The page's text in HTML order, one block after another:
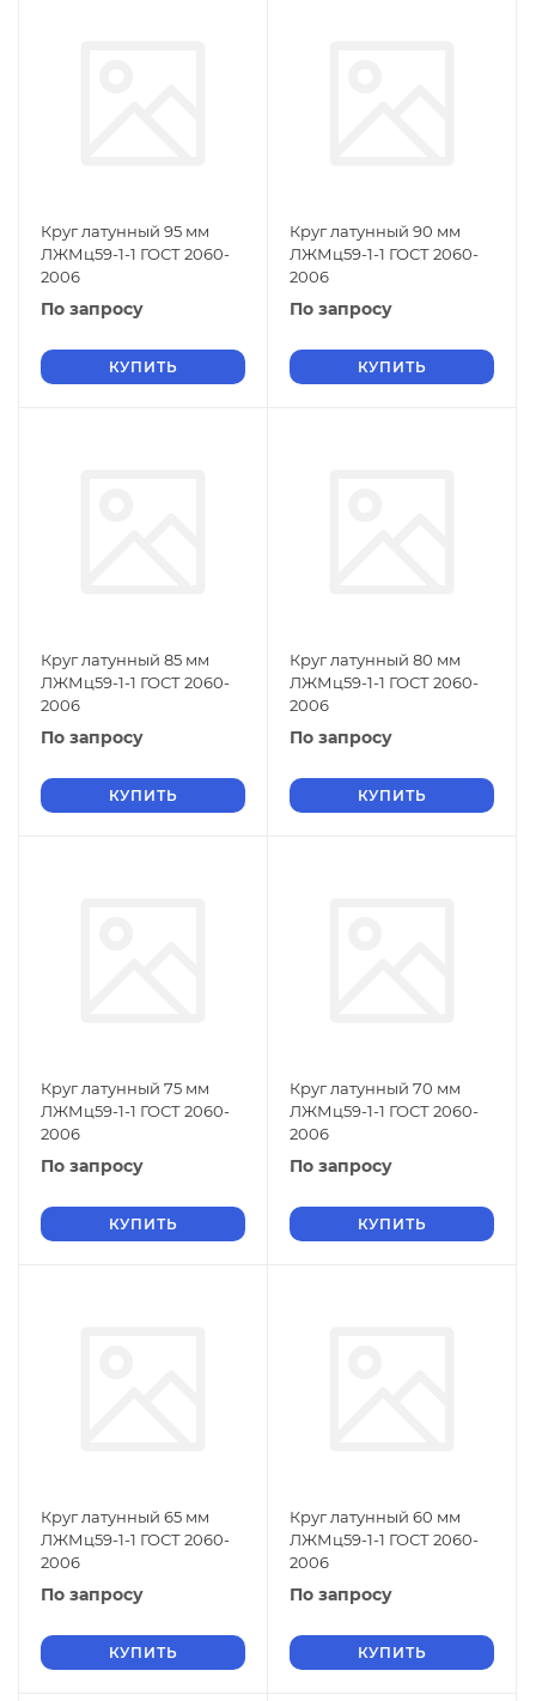
Круг латунный 95 мм
ЛЖМц59-1-1 ГОСТ 2060-
2006
По запросу
КУПИТЬ
Круг латунный 90 мм
ЛЖМц59-1-1 ГОСТ 2060-
2006
По запросу
КУПИТЬ
Круг латунный 85 мм
ЛЖМц59-1-1 ГОСТ 2060-
2006
По запросу
КУПИТЬ
Круг латунный 80 мм
ЛЖМц59-1-1 ГОСТ 2060-
2006
По запросу
КУПИТЬ
Круг латунный 75 мм
ЛЖМц59-1-1 ГОСТ 2060-
2006
По запросу
КУПИТЬ
Круг латунный 70 мм
ЛЖМц59-1-1 ГОСТ 2060-
2006
По запросу
КУПИТЬ
Круг латунный 65 мм
ЛЖМц59-1-1 ГОСТ 2060-
2006
По запросу
КУПИТЬ
Круг латунный 60 мм
ЛЖМц59-1-1 ГОСТ 2060-
2006
По запросу
КУПИТЬ